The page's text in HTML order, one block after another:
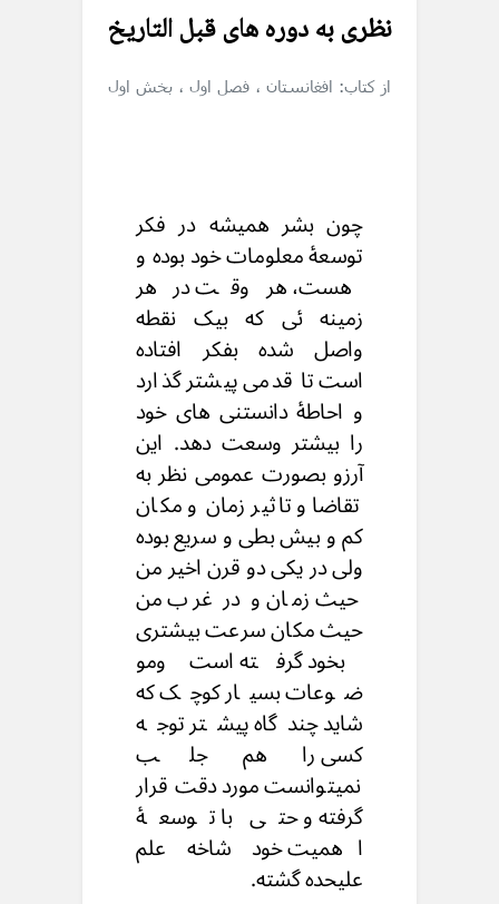
نظری به دوره های قبل التاریخ
از کتاب: افغانستان ، فصل اول ، بخش اول
چون بشر همیشه در فکر
توسعۀ معلومات خود بوده و
هست، هر وقت در هر
زمینه ئی که بیک نقطه
واصل شده بفکر افتاده
است تا قدمی پیشتر گذارد
و احاطۀ دانستنی های خود
را بیشتر وسعت دهد. این
آرزو بصورت عمومی نظر به
تقاضا و تاثیر زمان و مکان
کم و بیش بطى و سریع بوده
ولی در یکی دو قرن اخیر من
حیث زمان و در غرب من
حیث مکان سرعت بیشتری
بخود گرفته است ومو
ضوعات بسیار کوچک که
شاید چندگاه پیشتر توجه
کسی را هم جلب
نمیتوانست مورد دقت قرار
گرفته و حتی با توسعۀ
اهمیت خود شاخه علم
علیحده گشته.